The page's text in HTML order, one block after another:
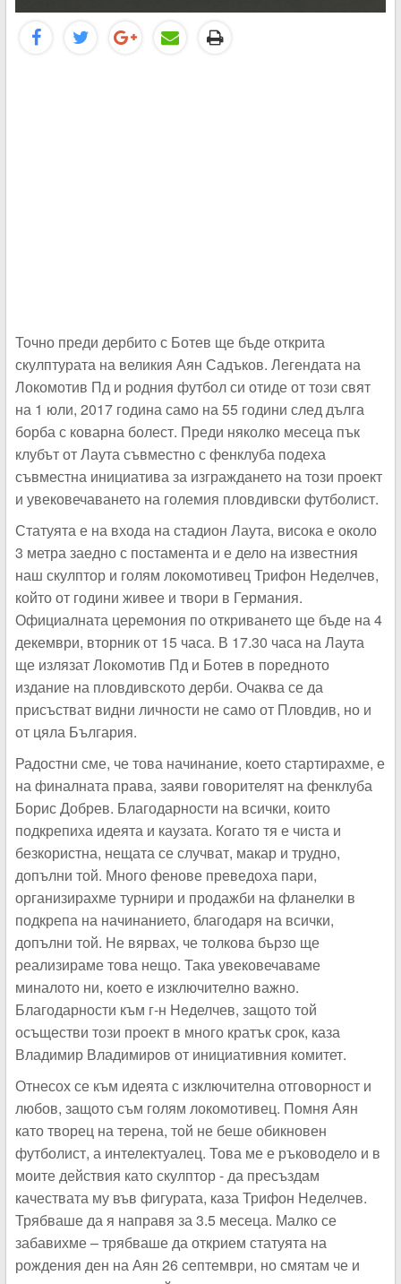
Точно преди дербито с Ботев ще бъде открита
скулптурата на великия Аян Садъков. Легендата на
Локомотив Пд и родния футбол си отиде от този свят
на 1 юли, 2017 година само на 55 години след дълга
борба с коварна болест. Преди няколко месеца пък
клубът от Лаута съвместно с фенклуба подеха
съвместна инициатива за изграждането на този проект
и увековечаването на големия пловдивски футболист.
Статуята е на входа на стадион Лаута, висока е около
3 метра заедно с постамента и е дело на известния
наш скулптор и голям локомотивец Трифон Неделчев,
който от години живее и твори в Германия.
Официалната церемония по откриването ще бъде на 4
декември, вторник от 15 часа. В 17.30 часа на Лаута
ще излязат Локомотив Пд и Ботев в поредното
издание на пловдивското дерби. Очаква се да
присъстват видни личности не само от Пловдив, но и
от цяла България.
Радостни сме, че това начинание, което стартирахме, е
на финалната права, заяви говорителят на фенклуба
Борис Добрев. Благодарности на всички, които
подкрепиха идеята и каузата. Когато тя е чиста и
безкористна, нещата се случват, макар и трудно,
допълни той. Много фенове преведоха пари,
организирахме турнири и продажби на фланелки в
подкрепа на начинанието, благодаря на всички,
допълни той. Не вярвах, че толкова бързо ще
реализираме това нещо. Така увековечаваме
миналото ни, което е изключително важно.
Благодарности към г-н Неделчев, защото той
осъществи този проект в много кратък срок, каза
Владимир Владимиров от инициативния комитет.
Отнесох се към идеята с изключителна отговорност и
любов, защото съм голям локомотивец. Помня Аян
като творец на терена, той не беше обикновен
футболист, а интелектуалец. Това ме е ръководело и в
моите действия като скулптор - да пресъздам
качествата му във фигурата, каза Трифон Неделчев.
Трябваше да я направя за 3.5 месеца. Малко се
забавихме – трябваше да открием статуята на
рождения ден на Аян 26 септември, но смятам че и